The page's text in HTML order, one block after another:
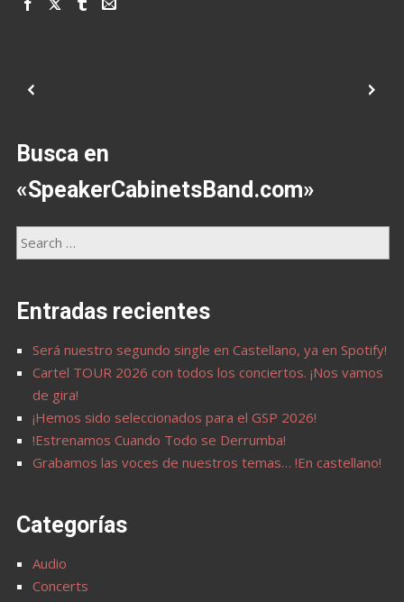
Busca en
«SpeakerCabinetsBand.com»
Entradas recientes
Será nuestro segundo single en Castellano, ya en Spotify!
Cartel TOUR 2026 con todos los conciertos. ¡Nos vamos
de gira!
¡Hemos sido seleccionados para el GSP 2026!
!Estrenamos Cuando Todo se Derrumba!
Grabamos las voces de nuestros temas… !En castellano!
Categorías
Audio
Concerts